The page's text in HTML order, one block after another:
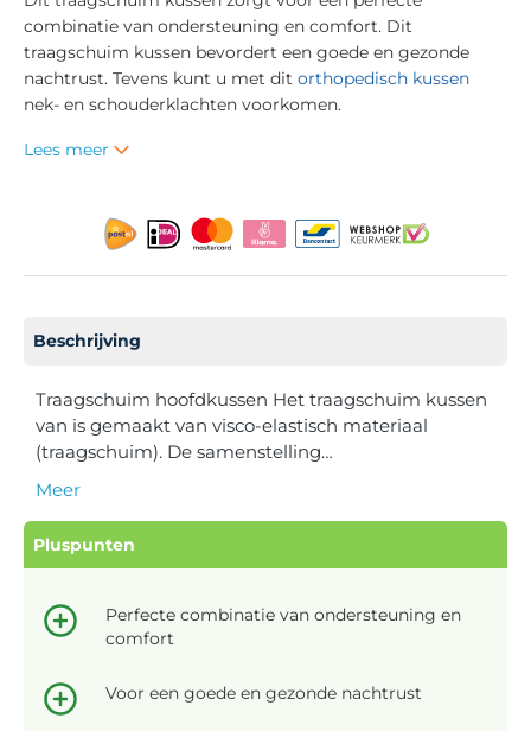
combinatie van ondersteuning en comfort. Dit
traagschuim kussen bevordert een goede en gezonde
nachtrust. Tevens kunt u met dit orthopedisch kussen
nek- en schouderklachten voorkomen.
Lees meer
Beschrijving
Traagschuim hoofdkussen Het traagschuim kussen
van is gemaakt van visco-elastisch materiaal
(traagschuim). De samenstelling…
Meer
Pluspunten
Perfecte combinatie van ondersteuning en
comfort
Voor een goede en gezonde nachtrust